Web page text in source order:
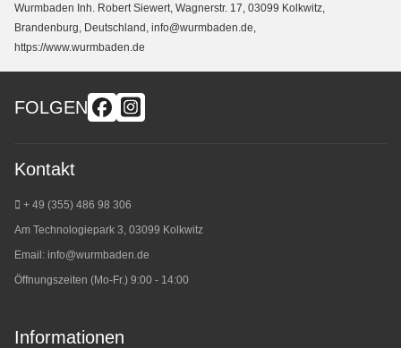
Wurmbaden Inh. Robert Siewert, Wagnerstr. 17, 03099 Kolkwitz,
Brandenburg, Deutschland, info@wurmbaden.de,
https://www.wurmbaden.de
FOLGEN
Kontakt
+ 49 (355) 486 98 306
Am Technologiepark 3, 03099 Kolkwitz
Email: info@wurmbaden.de
Öffnungszeiten (Mo-Fr.) 9:00 - 14:00
Informationen